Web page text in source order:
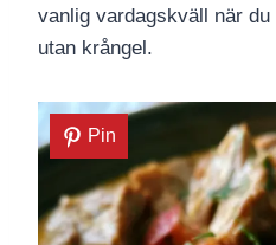
vanlig vardagskväll när
utan krångel.
Pin